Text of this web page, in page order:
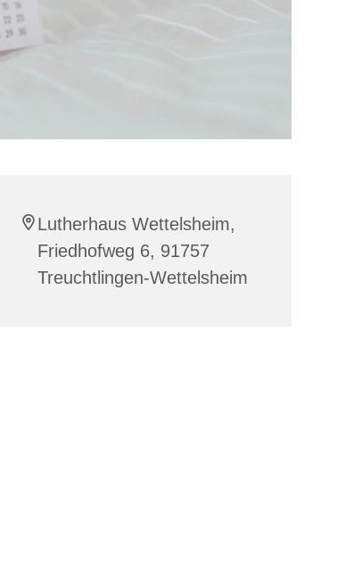
Lutherhaus Wettelsheim,
Friedhofweg 6, 91757
Treuchtlingen-Wettelsheim